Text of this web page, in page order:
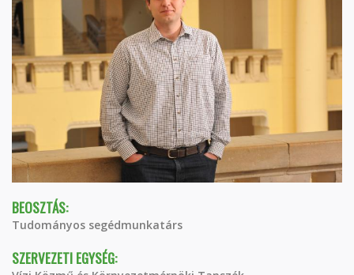
BEOSZTÁS:
Tudományos segédmunkatárs
SZERVEZETI EGYSÉG: